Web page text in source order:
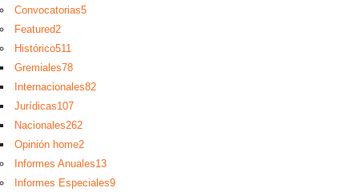
Convocatorias5
Featured2
Histórico511
Gremiales78
Internacionales82
Jurídicas107
Nacionales262
Opinión home2
Informes Anuales13
Informes Especiales9